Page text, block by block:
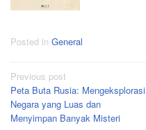
Posted in General
Post
navigation
Previous post
Peta Buta Rusia: Mengeksplorasi
Negara yang Luas dan
Menyimpan Banyak Misteri